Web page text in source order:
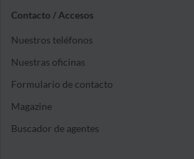
Contacto / Accesos
Nuestros teléfonos
Nuestras oficinas
Formulario de contacto
Magazine
Buscador de agentes